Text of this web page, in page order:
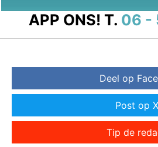
APP ONS! T. 06 -
Deel op
Post op X
Tip de